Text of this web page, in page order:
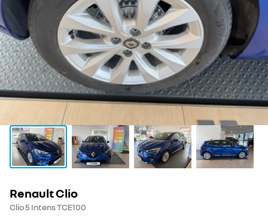
Renault Clio
Clio 5 Intens TCE100